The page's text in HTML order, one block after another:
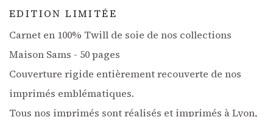
EDITION LIMITÉE
Carnet en 100% Twill de soie de nos collections
Maison Sams - 50 pages
Couverture rigide entièrement recouverte de nos
imprimés emblématiques.
Tous nos imprimés sont réalisés et imprimés à Lyon,